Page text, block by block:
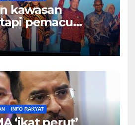
kawasan
pemacu
– Zahid
INFO RAKYAT